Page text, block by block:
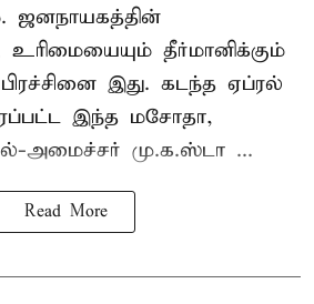
ஜனநாயகத்தின்
உரிமையையும் தீர்மானிக்கும்
இது. கடந்த ஏப்ரல்
இந்த மசோதா,
அமைச்சர் மு.க.ஸ்டா ...
Read More